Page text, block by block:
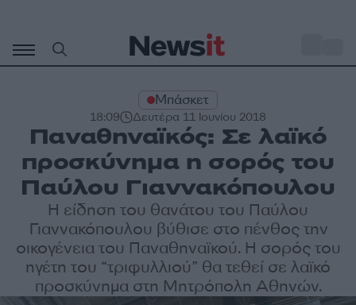
περιεχόμενο
Μπάσκετ
18:09 Δευτέρα 11 Ιουνίου 2018
Παναθηναϊκός: Σε λαϊκό
προσκύνημα η σορός του
Παύλου Γιαννακόπουλου
Η είδηση του θανάτου του Παύλου
Γιαννακόπουλου βύθισε στο πένθος την
οικογένεια του Παναθηναϊκού. Η σορός του
ηγέτη του “τριφυλλιού” θα τεθεί σε λαϊκό
προσκύνημα στη Μητρόπολη Αθηνών.